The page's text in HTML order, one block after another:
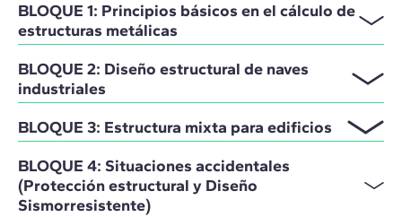
BLOQUE 1: Principios básicos en el cálculo de
estructuras metálicas
BLOQUE 2: Diseño estructural de naves
industriales
BLOQUE 3: Estructura mixta para edificios
BLOQUE 4: Situaciones accidentales
(Protección estructural y Diseño
Sismorresistente)